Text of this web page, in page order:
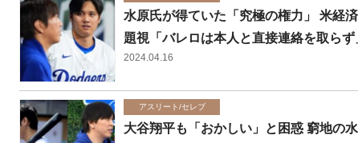
水原氏が得ていた「究極の権力」 米経
題視「バレロは本人と直接連絡を取らず
2024.04.16
アスリート/セレブ
大谷翔平も「おかしい」と困惑 窮地の